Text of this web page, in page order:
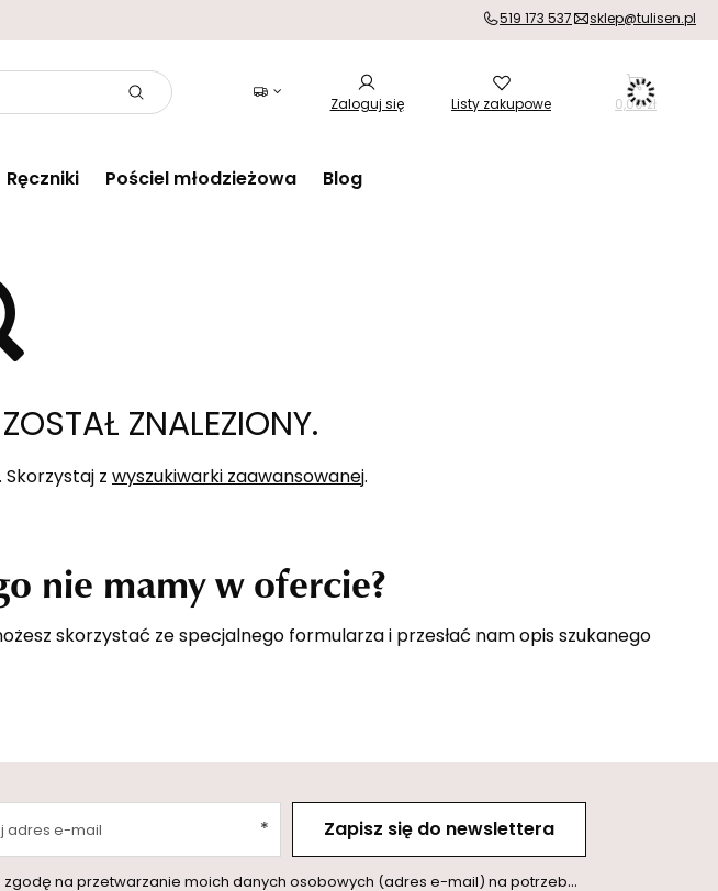
519 173 537 sklep@tulisen.pl
Zaloguj się Listy zakupowe 0,00 zł
Ręczniki Pościel młodzieżowa Blog
ZNALEZIONY.
z wyszukiwarki zaawansowanej.
nie mamy w ofercie?
skorzystać ze specjalnego formularza i przesłać nam opis szukanego
adres e-mail
przetwarzanie moich danych osobowych (adres e-mail) na potrzeby wysyłki newslettera z informacją handlową (marketing). Więcej w
Zapisz się do newslettera